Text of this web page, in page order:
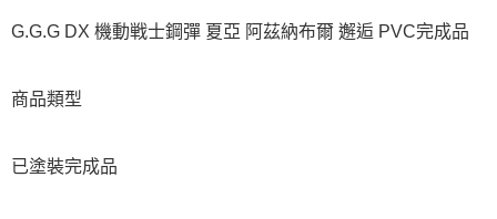
G.G.G DX 機動戦士鋼彈 夏亞 阿茲納布爾 邂逅 PVC完成品
商品類型
已塗裝完成品